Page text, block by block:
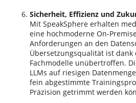
Sicherheit, Effizienz und
Mit SpeakSphere erhalten
eine hochmoderne On-
Anforderungen an den
Übersetzungsqualität ist dank
Fachmodelle unübertroffen.
LLMs auf riesigen
fein abgestimmte
Präzision getrimmt werden